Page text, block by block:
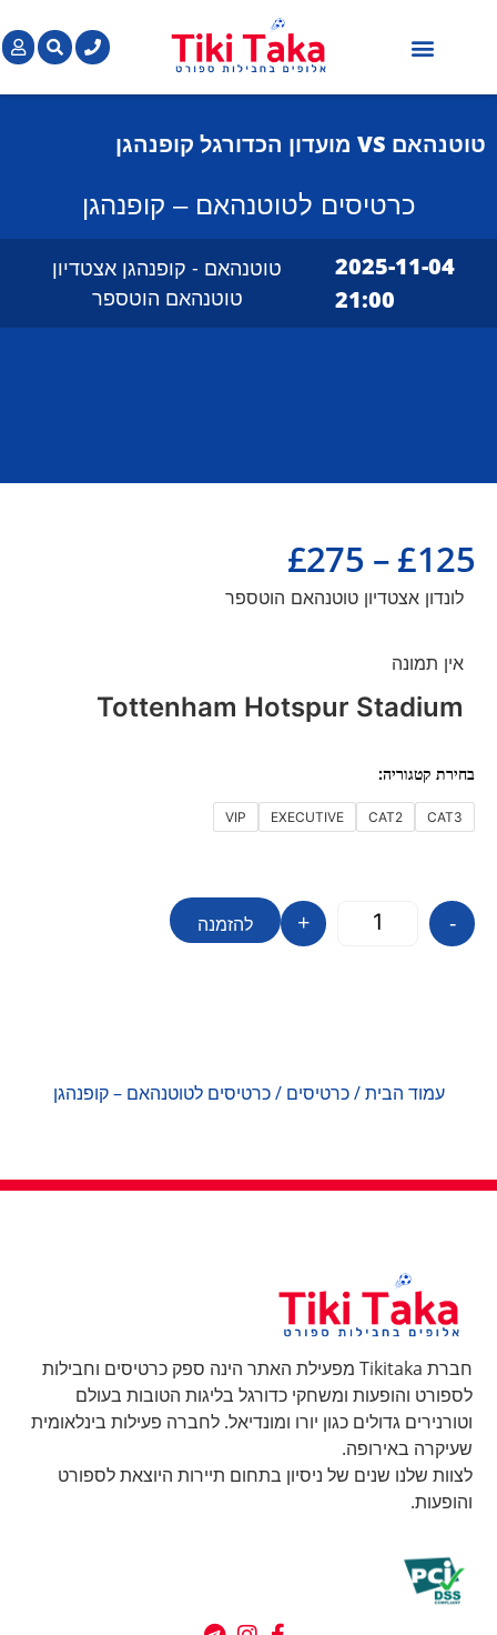
טוטנהאם VS מועדון הכדורגל קופנהגן
כרטיסים לטוטנהאם – קופנהגן
2025-11-04
21:00
טוטנהאם - קופנהגן אצטדיון
טוטנהאם הוטספר
£125
–
£275
לונדון אצטדיון טוטנהאם הוטספר
אין תמונה
Tottenham Hotspur Stadium
CAT3
CAT2
EXECUTIVE
VIP
-
+
עמוד הבית/כרטיסים / כרטיסים לטוטנהאם – קופנהגן
חברת Tikitaka מפעילת האתר הינה ספק כרטיסים וחבילות
לספורט והופעות ומשחקי כדורגל בליגות הטובות בעולם
וטורנירים גדולים כגון יורו ומונדיאל. לחברה פעילות בינלאומית
שעיקרה באירופה.
לצוות שלנו שנים של ניסיון בתחום תיירות היוצאת לספורט
והופעות.